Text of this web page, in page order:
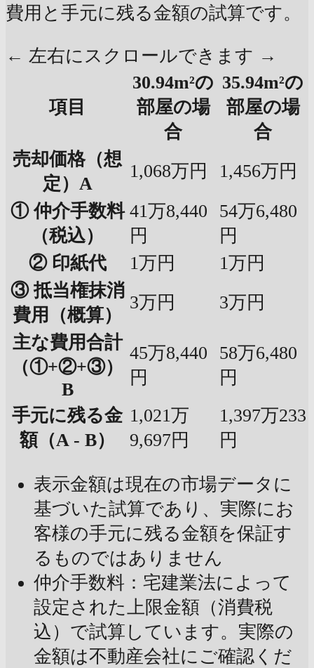
費用と手元に残る金額の試算です。
← 左右にスクロールできます →
項目
30.94m²の
部屋の場
合
35.94m²の
部屋の場
合
売却価格（想
定）A
1,068万円
1,456万円
① 仲介手数料
（税込）
41万8,440
円
54万6,480
円
② 印紙代
1万円
1万円
③ 抵当権抹消
費用（概算）
3万円
3万円
主な費用合計
（①+②+③）
B
45万8,440
円
58万6,480
円
手元に残る金
額（A - B）
1,021万
9,697円
1,397万233
円
表示金額は現在の市場データに
基づいた試算であり、実際にお
客様の手元に残る金額を保証す
るものではありません
仲介手数料：宅建業法によって
設定された上限金額（消費税
込）で試算しています。実際の
金額は不動産会社にご確認くだ